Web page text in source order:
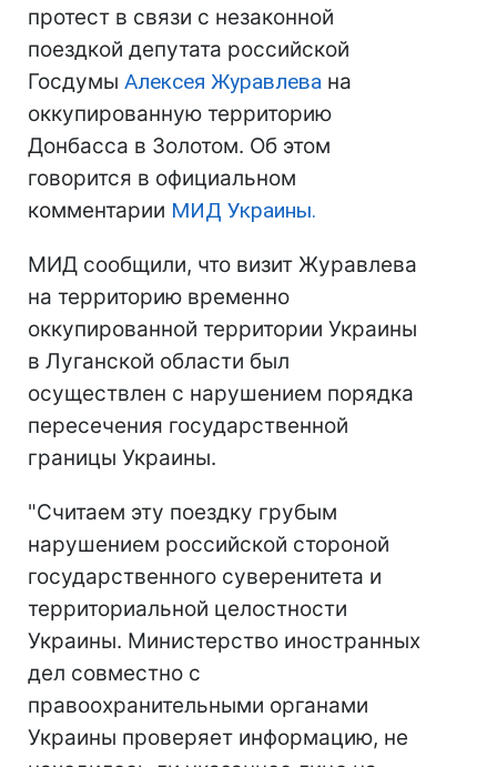
протест в связи с незаконной
поездкой депутата российской
Госдумы Алексея Журавлева на
оккупированную территорию
Донбасса в Золотом. Об этом
говорится в официальном
комментарии МИД Украины.
МИД сообщили, что визит Журавлева
на территорию временно
оккупированной территории Украины
в Луганской области был
осуществлен с нарушением порядка
пересечения государственной
границы Украины.
"Считаем эту поездку грубым
нарушением российской стороной
государственного суверенитета и
территориальной целостности
Украины. Министерство иностранных
дел совместно с
правоохранительными органами
Украины проверяет информацию, не